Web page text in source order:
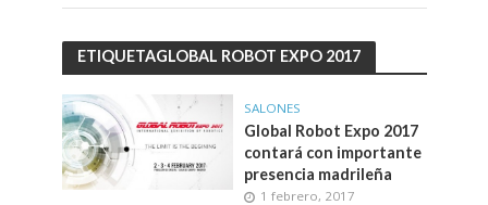
ETIQUETAGLOBAL ROBOT EXPO 2017
SALONES
Global Robot Expo 2017
contará con importante
presencia madrileña
1 febrero, 2017